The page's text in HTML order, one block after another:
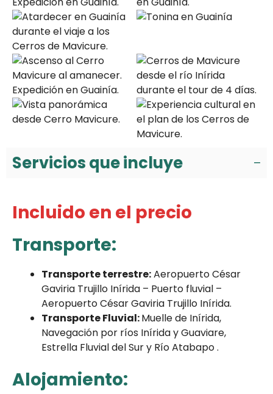
Servicios que incluye
Incluido en el precio
Transporte:
Transporte terrestre:Aeropuerto César
Gaviria Trujillo Inírida – Puerto fluvial –
Aeropuerto César Gaviria Trujillo Inírida.
Transporte Fluvial:Muelle de Inírida,
Navegación por ríos Inírida y Guaviare,
Estrella Fluvial del Sur y Río Atabapo .
Alojamiento: